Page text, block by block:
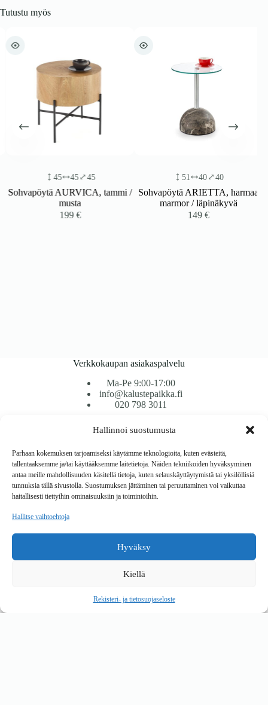
Hallinnoi suostumusta
Parhaan kokemuksen tarjoamiseksi käytämme teknologioita, kuten evästeitä,
tallentaaksemme ja/tai käyttääksemme laitetietoja. Näiden tekniikoiden hyväksyminen
antaa meille mahdollisuuden käsitellä tietoja, kuten selauskäyttäytymistä tai yksilöllisiä
tunnuksia tällä sivustolla. Suostumuksen jättäminen tai peruuttaminen voi vaikuttaa
haitallisesti tiettyihin ominaisuuksiin ja toimintoihin.
Hallitse vaihtoehtoja
Hyväksy
Kiellä
Rekisteri- ja tietosuojaseloste
Tutustu myös
45 45 45
Sohvapöytä AURVICA, tammi /
musta
199€
51 40 40
Sohvapöytä ARIETTA, harmaa
marmor / läpinäkyvä
149€
Verkkokaupan asiakaspalvelu
Ma-Pe 9:00-17:00
info@kalustepaikka.fi
020 798 3011
Tavarantoimitus / Maksutavat
Toimitustavat
Maksutavat
Vaihto ja palautus
Reklamaatiot
Copyright © 2026 Kalustepaikka